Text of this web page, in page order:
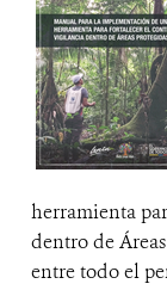
herramienta
dentro de
entre todo el